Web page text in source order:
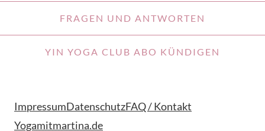
FRAGEN UND ANTWORTEN
YIN YOGA CLUB ABO KÜNDIGEN
ImpressumDatenschutzFAQ / Kontakt
Yogamitmartina.de